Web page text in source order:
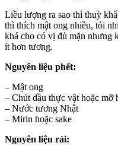
Liều lượng ra sao thì thuỳ
thì thích mật ong nhiều, tỏi
khá cho có vị đủ mặn nhưng
ít hơn tương.
Nguyên liệu phết:
– Mật ong
– Chút dầu thực vật hoặc mỡ
– Nước tương Nhật
– Mirin hoặc sake
Nguyên liệu rải: